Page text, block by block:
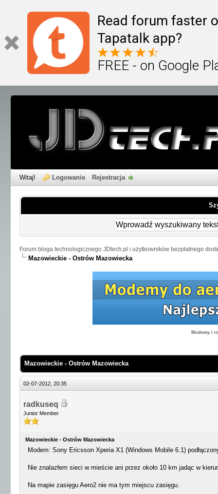
Read forum faster
Tapatalk app?
FREE - on Google
Witaj! Logowanie Rejestracja
Forum bloga technologicznego JDtech.pl i użytkowników bezpłatnego
Mazowieckie - Ostrów Mazowiecka
Modemy i
Mazowieckie - Ostrów Mazowiecka
02-07-2012, 20:35
radkuseq
Junior Member
Mazowieckie - Ostrów Mazowiecka
Modem: Sony Ericsson Xperia X1 (Windows Mobile 6.1)
Nie znalazłem sieci w mieście ani przez około 10 km jadąc w
Na mapie zasięgu Aero2 nie ma tym miejscu zasięgu.